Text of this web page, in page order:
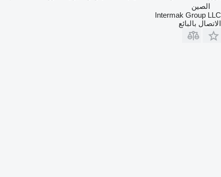
الصين
Intermak Group LLC
الاتصال بالبائع